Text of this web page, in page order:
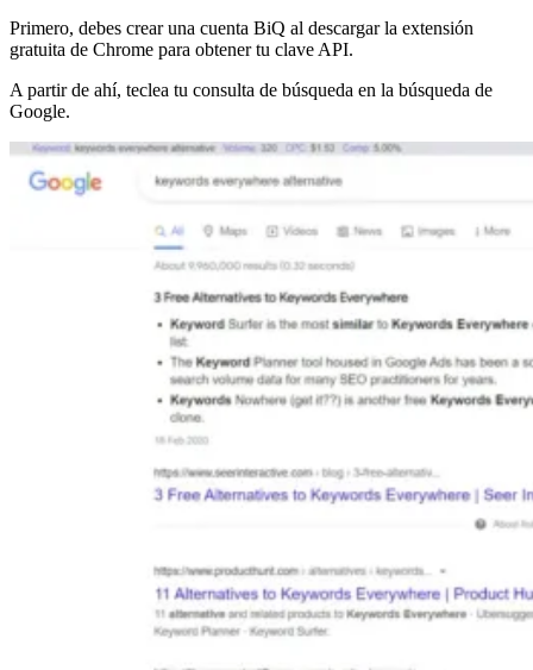
Primero, debes crear una cuenta BiQ al descargar la extensión
gratuita de Chrome para obtener tu clave API.
A partir de ahí, teclea tu consulta de búsqueda en la búsqueda de
Google.